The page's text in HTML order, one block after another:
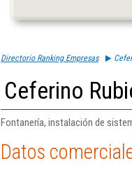
Directorio Ranking Empresas
Ceferino
Fontanería, instalación de
Datos